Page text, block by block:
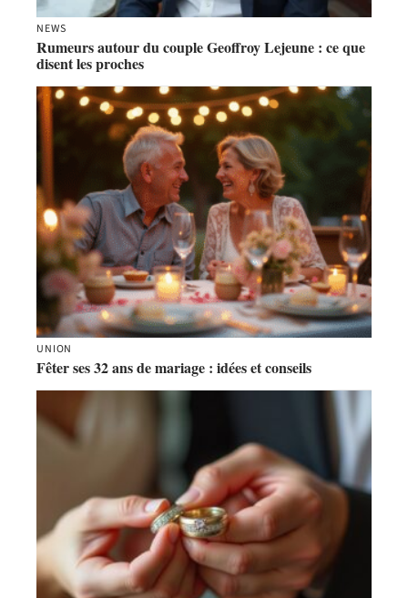
NEWS
Rumeurs autour du couple Geoffroy Lejeune : ce que
disent les proches
UNION
Fêter ses 32 ans de mariage : idées et conseils